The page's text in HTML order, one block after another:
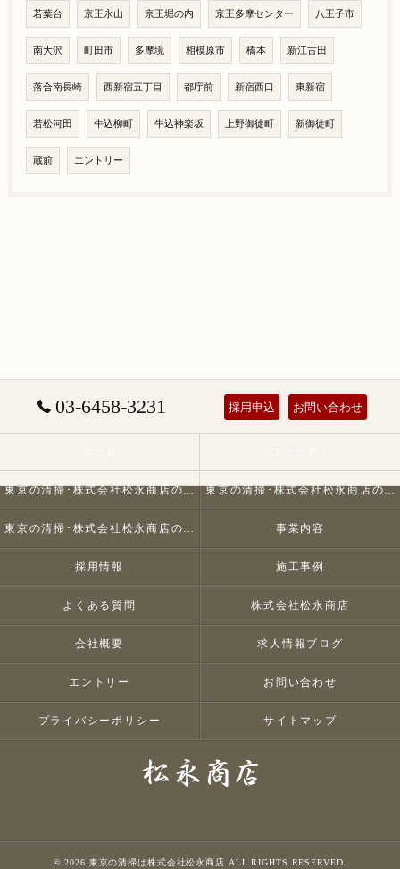
若葉台 京王永山 京王堀の内 京王多摩センター 八王子市
南大沢 町田市 多摩境 相模原市 橋本 新江古田
落合南長崎 西新宿五丁目 都庁前 新宿西口 東新宿
若松河田 牛込柳町 牛込神楽坂 上野御徒町 新御徒町
蔵前 エントリー
03-6458-3231 採用申込 お問い合わせ
東京の清掃･株式会社松永商店の口コミ情報 東京の清掃･株式会社松永商店の評判
東京の清掃･株式会社松永商店のお客様の声 事業内容
採用情報 施工事例
よくある質問 株式会社松永商店
会社概要 求人情報ブログ
エントリー お問い合わせ
プライバシーポリシー サイトマップ
© 2026 東京の清掃は株式会社松永商店 ALL RIGHTS RESERVED.